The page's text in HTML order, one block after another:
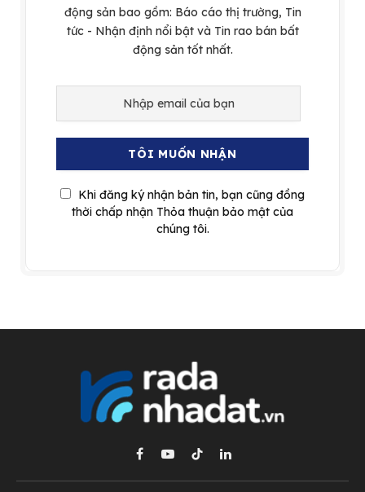
động sản bao gồm: Báo cáo thị trường, Tin
tức - Nhận định nổi bật và Tin rao bán bất
động sản tốt nhất.
Khi đăng ký nhận bản tin, bạn cũng đồng
thời chấp nhận Thỏa thuận bảo mật của
chúng tôi.
Facebook
YouTubeTikTokLinkedIn